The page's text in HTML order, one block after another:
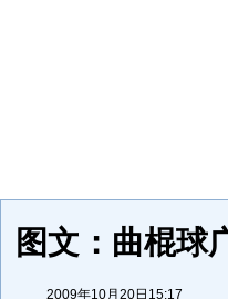
图文：曲棍球
2009年10月20日15:17